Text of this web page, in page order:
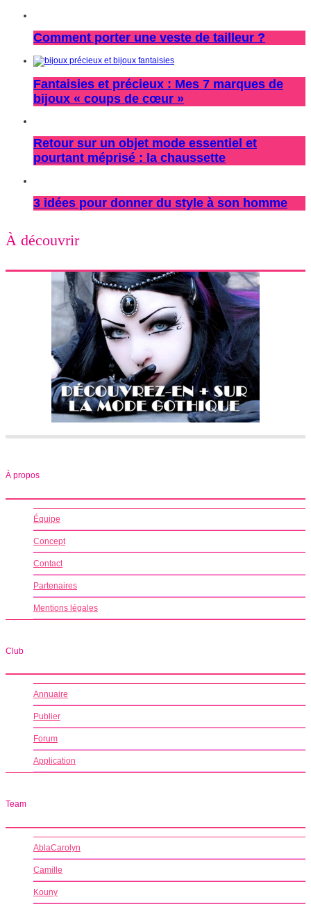
Comment porter une veste de tailleur ?
Fantaisies et précieux : Mes 7 marques de
bijoux « coups de cœur »
Retour sur un objet mode essentiel et
pourtant méprisé : la chaussette
3 idées pour donner du style à son homme
À découvrir
À propos
Équipe
Concept
Contact
Partenaires
Mentions légales
Club
Annuaire
Publier
Forum
Application
Team
AblaCarolyn
Camille
Kouny